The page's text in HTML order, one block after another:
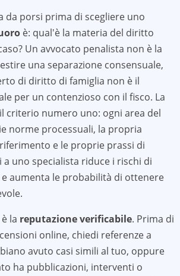
da porsi prima di scegliere uno
è: qual'è la materia del diritto
Un avvocato penalista non è la
una separazione consensuale,
di diritto di famiglia non è il
per un contenzioso con il fisco. La
criterio numero uno: ogni area del
norme processuali, la propria
e le proprie prassi di
uno specialista riduce i rischi di
aumenta le probabilità di ottenere
la reputazione verificabile. Prima di
online, chiedi referenze a
avuto casi simili al tuo, oppure
ha pubblicazioni, interventi o